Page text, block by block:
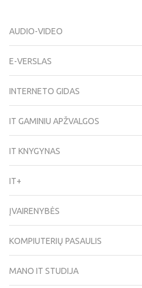
AUDIO-VIDEO
E-VERSLAS
INTERNETO GIDAS
IT GAMINIU APŽVALGOS
IT KNYGYNAS
IT+
ĮVAIRENYBĖS
KOMPIUTERIŲ PASAULIS
MANO IT STUDIJA